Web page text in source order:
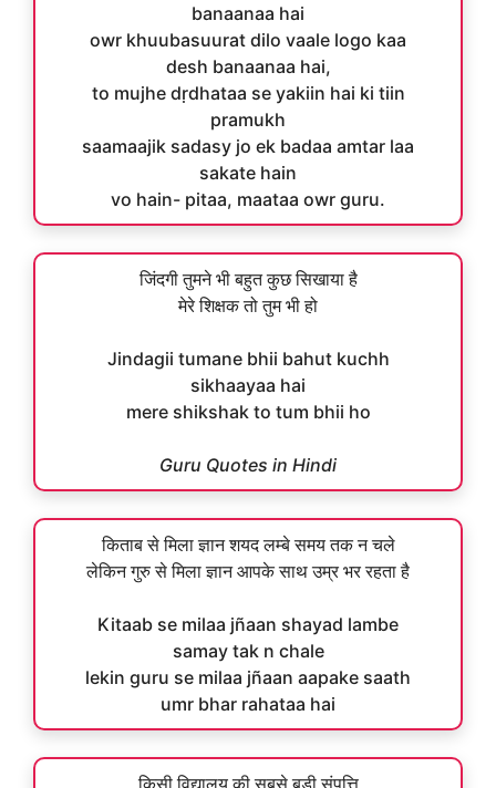
banaanaa hai
owr khuubasuurat dilo vaale logo kaa
desh banaanaa hai,
to mujhe dṛdhataa se yakiin hai ki tiin
pramukh
saamaajik sadasy jo ek badaa amtar laa
sakate hain
vo hain- pitaa, maataa owr guru.
जिंदगी तुमने भी बहुत कुछ सिखाया है
मेरे शिक्षक तो तुम भी हो
Jindagii tumane bhii bahut kuchh
sikhaayaa hai
mere shikshak to tum bhii ho
Guru Quotes in Hindi
किताब से मिला ज्ञान शयद लम्बे समय तक न चले
लेकिन गुरु से मिला ज्ञान आपके साथ उम्र भर रहता है
Kitaab se milaa jñaan shayad lambe
samay tak n chale
lekin guru se milaa jñaan aapake saath
umr bhar rahataa hai
किसी विद्यालय की सबसे बड़ी संपत्ति